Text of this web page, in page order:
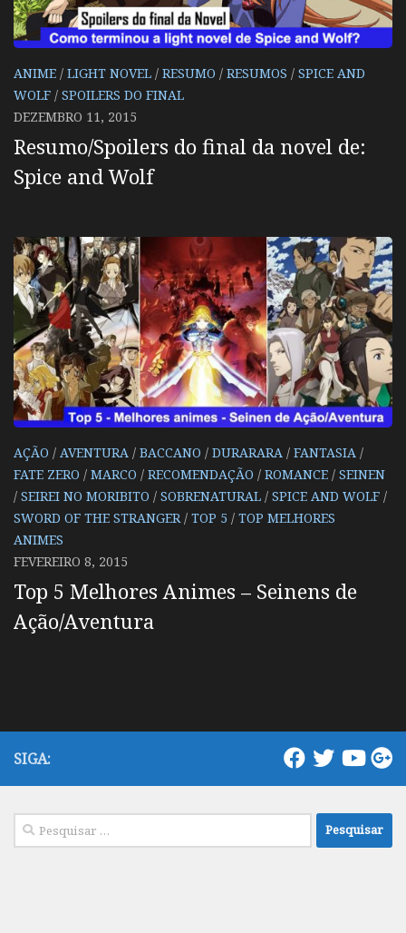
ANIME / LIGHT NOVEL / RESUMO / RESUMOS / SPICE AND
WOLF / SPOILERS DO FINAL
DEZEMBRO 11, 2015
Resumo/Spoilers do final da novel de:
Spice and Wolf
AÇÃO / AVENTURA / BACCANO / DURARARA / FANTASIA /
FATE ZERO / MARCO / RECOMENDAÇÃO / ROMANCE / SEINEN
/ SEIREI NO MORIBITO / SOBRENATURAL / SPICE AND WOLF /
SWORD OF THE STRANGER / TOP 5 / TOP MELHORES
ANIMES
FEVEREIRO 8, 2015
Top 5 Melhores Animes – Seinens de
Ação/Aventura
SIGA:
Pesquisar
por: